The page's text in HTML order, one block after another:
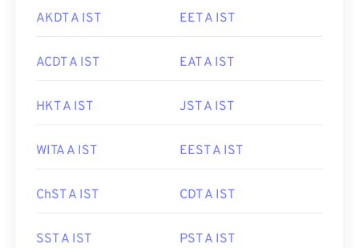
AKDT A IST EET A IST
ACDT A IST EAT A IST
HKT A IST JST A IST
WITA A IST EEST A IST
ChST A IST CDT A IST
SST A IST PST A IST